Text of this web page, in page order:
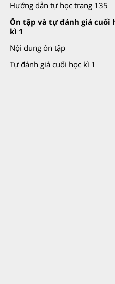
Hướng dẫn tự học trang 135
Ôn tập và tự đánh giá cuối
kì 1
Nội dung ôn tập
Tự đánh giá cuối học kì 1